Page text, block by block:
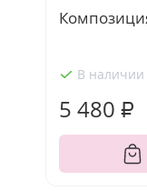
В наличии
5 480 ₽